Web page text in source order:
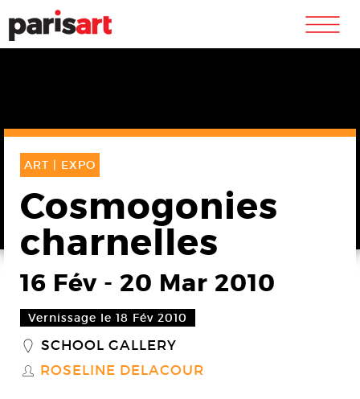
m
ART | EXPO
Cosmogonies
charnelles
16 Fév - 20 Mar 2010
Vernissage le 18 Fév 2010
_ SCHOOL GALLERY
S ROSELINE DELACOUR